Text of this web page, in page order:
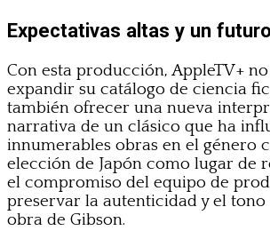
Expectativas altas y un
Con esta producción, AppleTV+
expandir su catálogo de ciencia
también ofrecer una nueva
narrativa de un clásico que ha
innumerables obras en el género
elección de Japón como lugar de
el compromiso del equipo de
preservar la autenticidad y el
obra de Gibson.